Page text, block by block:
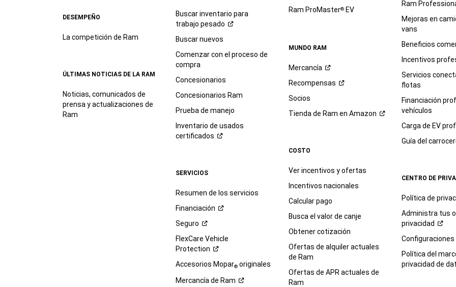
DESEMPEÑO
La competición de Ram
ÚLTIMAS NOTICIAS DE LA RAM
Noticias, comunicados de
prensa y actualizaciones de
Ram
Buscar inventario para
trabajo pesado
Buscar nuevos
Comenzar con el proceso de
compra
Concesionarios
Concesionarios Ram
Prueba de manejo
Inventario de usados
certificados
SERVICIOS
Resumen de los servicios
Financiación
Seguro
FlexCare Vehicle
Protection
Accesorios Mopar®originales
Mercancía de Ram
Ram ProMaster®EV
MUNDO RAM
Mercancía
Recompensas
Socios
Tienda de Ram en Amazon
COSTO
Ver incentivos y ofertas
Incentivos nacionales
Calcular pago
Busca el valor de canje
Obtener cotización
Ofertas de alquiler actuales
de Ram
Ofertas de APR actuales de
Ram
Ram
Mejoras en
vans
Beneficios
Incentivos
Servicios
flotas
Financiación
vehículos
Carga de EV
Guía del
CENTRO DE
Política de
Administra tus
privacidad
Configuraciones
Política del
privacidad de